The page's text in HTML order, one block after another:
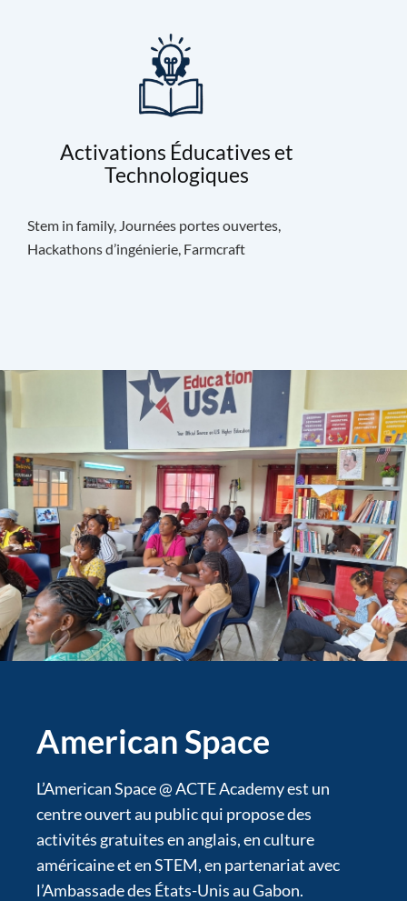
Activations Éducatives et
Technologiques
Stem in family, Journées portes ouvertes,
Hackathons d’ingénierie, Farmcraft
American Space
L’American Space @ ACTE Academy est un
centre ouvert au public qui propose des
activités gratuites en anglais, en culture
américaine et en STEM, en partenariat avec
l’Ambassade des États-Unis au Gabon.